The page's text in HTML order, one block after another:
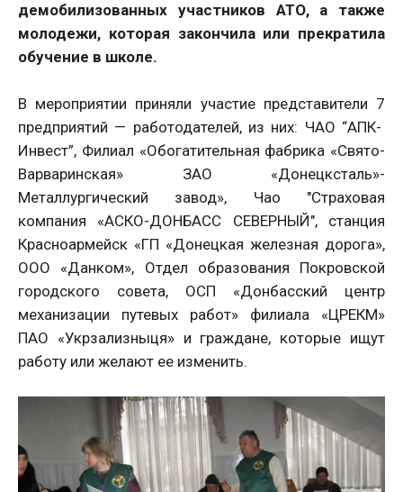
демобилизованных участников АТО, а также
молодежи, которая закончила или прекратила
обучение в школе.
В мероприятии приняли участие представители 7
предприятий — работодателей, из них: ЧАО “АПК-
Инвест”, Филиал «Обогатительная фабрика «Свято-
Варваринская» ЗАО «Донецксталь»-
Металлургический завод», Чао "Страховая
компания «АСКО-ДОНБАСС СЕВЕРНЫЙ", станция
Красноармейск «ГП «Донецкая железная дорога»,
ООО «Данком», Отдел образования Покровской
городского совета, ОСП «Донбасский центр
механизации путевых работ» филиала «ЦРЕКМ»
ПАО «Укрзализныця» и граждане, которые ищут
работу или желают ее изменить.